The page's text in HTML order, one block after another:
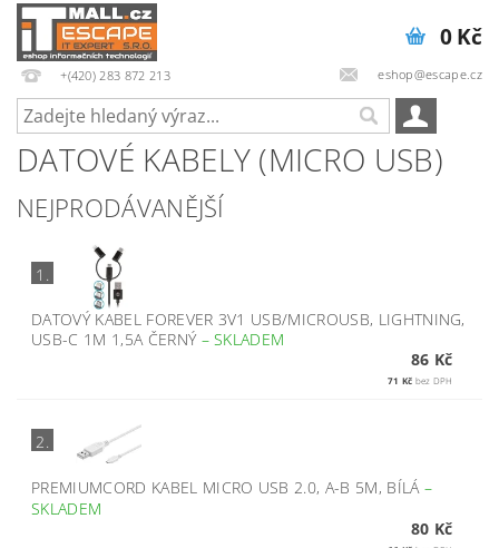
+(420) 283 872 213 eshop@escape.cz
0 Kč
DATOVÉ KABELY (MICRO USB)
NEJPRODÁVANĚJŠÍ
1.
DATOVÝ KABEL FOREVER 3V1 USB/MICROUSB, LIGHTNING,
USB-C 1M 1,5A ČERNÝ –SKLADEM
86 Kč
71 Kč bez DPH
2.
PREMIUMCORD KABEL MICRO USB 2.0, A-B 5M, BÍLÁ –
SKLADEM
80 Kč